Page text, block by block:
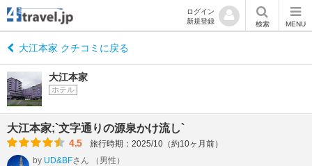
ログイン
新規登録
検索 MENU
大江本家 クチコミに戻る
大江本家
ホテル
大江本家;`文字通りの源泉かけ流し`
4.5
旅行時期：2025/10（約10ヶ月前）
by UD&BFさん
（男性）